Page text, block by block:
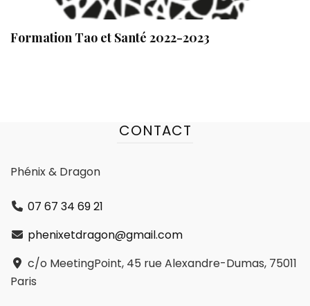
Formation Tao et Santé 2022-2023
CONTACT
Phénix & Dragon
07 67 34 69 21
phenixetdragon@gmail.com
c/o MeetingPoint, 45 rue Alexandre-Dumas, 75011
Paris